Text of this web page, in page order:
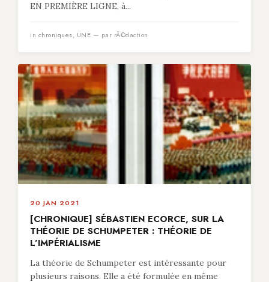
EN PREMIÈRE LIGNE, à...
in chroniques, UNE — par rÃ©daction
20 JAN 2021
[CHRONIQUE] SÉBASTIEN ECORCE, SUR LA
THÉORIE DE SCHUMPETER : THÉORIE DE
L’IMPÉRIALISME
La théorie de Schumpeter est intéressante pour
plusieurs raisons. Elle a été formulée en même